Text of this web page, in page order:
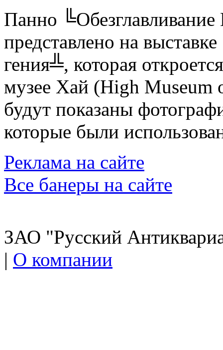
Панно
представлено на
гения╩, которая
музее Хай (High Museum
будут показаны
которые были
Реклама на сайте
Все банеры на сайте
ЗАО "Русский
| О компании